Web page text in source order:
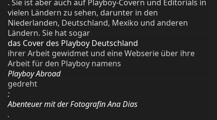
. Sie ist aber auch auf Playboy-Covern und Editorials in
vielen Ländern zu sehen, darunter in den
Niederlanden, Deutschland, Mexiko und anderen
Ländern. Sie hat sogar
das Cover des Playboy Deutschland
ihrer Arbeit gewidmet und eine Webserie über ihre
Arbeit für den Playboy namens
Playboy Abroad
gedreht
:
Abenteuer mit der Fotografin Ana Dias
.